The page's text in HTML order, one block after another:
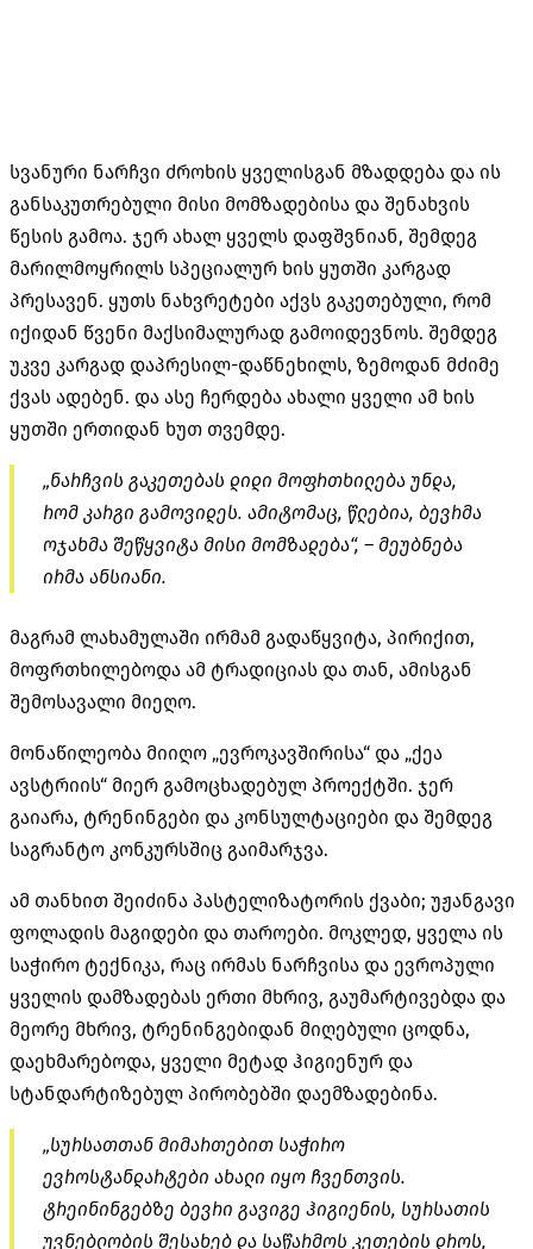
სვანური ნარჩვი ძროხის ყველისგან მზადდება და ის
განსაკუთრებული მისი მომზადებისა და შენახვის
წესის გამოა. ჯერ ახალ ყველს დაფშვნიან, შემდეგ
მარილმოყრილს სპეციალურ ხის ყუთში კარგად
პრესავენ. ყუთს ნახვრეტები აქვს გაკეთებული, რომ
იქიდან წვენი მაქსიმალურად გამოიდევნოს. შემდეგ
უკვე კარგად დაპრესილ-დაწნეხილს, ზემოდან მძიმე
ქვას ადებენ. და ასე ჩერდება ახალი ყველი ამ ხის
ყუთში ერთიდან ხუთ თვემდე.
„ნარჩვის გაკეთებას დიდი მოფრთხილება უნდა,
რომ კარგი გამოვიდეს. ამიტომაც, წლებია, ბევრმა
ოჯახმა შეწყვიტა მისი მომზადება“, – მეუბნება
ირმა ანსიანი.
მაგრამ ლახამულაში ირმამ გადაწყვიტა, პირიქით,
მოფრთხილებოდა ამ ტრადიციას და თან, ამისგან
შემოსავალი მიეღო.
მონაწილეობა მიიღო „ევროკავშირისა“ და „ქეა
ავსტრიის“ მიერ გამოცხადებულ პროექტში. ჯერ
გაიარა, ტრენინგები და კონსულტაციები და შემდეგ
საგრანტო კონკურსშიც გაიმარჯვა.
ამ თანხით შეიძინა პასტელიზატორის ქვაბი; უჟანგავი
ფოლადის მაგიდები და თაროები. მოკლედ, ყველა ის
საჭირო ტექნიკა, რაც ირმას ნარჩვისა და ევროპული
ყველის დამზადებას ერთი მხრივ, გაუმარტივებდა და
მეორე მხრივ, ტრენინგებიდან მიღებული ცოდნა,
დაეხმარებოდა, ყველი მეტად ჰიგიენურ და
სტანდარტიზებულ პირობებში დაემზადებინა.
„სურსათთან მიმართებით საჭირო
ევროსტანდარტები ახალი იყო ჩვენთვის.
ტრეინინგებზე ბევრი გავიგე ჰიგიენის, სურსათის
უვნებლობის შესახებ და საწარმოს კეთების დროს,